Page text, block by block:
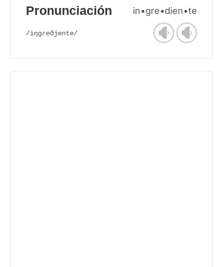
Pronunciación in•gre•dien•te
/iŋgɾeðjente/